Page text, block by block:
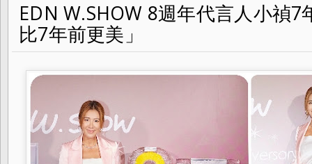
EDN W.SHOW 8週年代言人小禎7年狂敷5000片面膜：「我比7年前更
EDN W.SHOW 8週年代言人小禎
比7年前更美」